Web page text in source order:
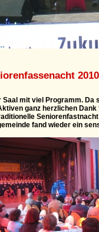
Saal mit viel Programm. Da
ganz herzlichen
fand wieder ein